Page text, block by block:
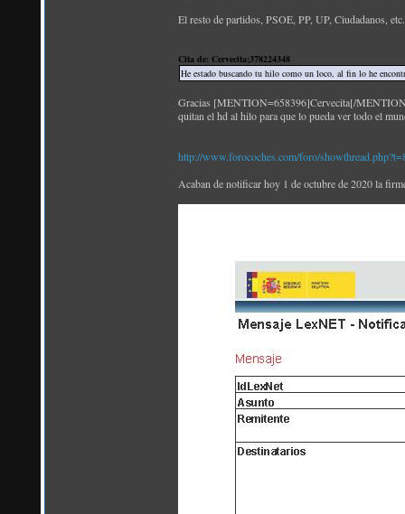
El resto de partidos, PSOE, PP, UP, Ciudadanos,
Cita de: Cervecita;378224348
He estado buscando tu hilo como un loco, al fin lo he
Gracias [MENTION=658396]Cervecita[/
quitan el hd al hilo para que lo pueda ver todo el
http://www.forocoches.com/foro/
Acaban de notificar hoy 1 de octubre de 2020 la